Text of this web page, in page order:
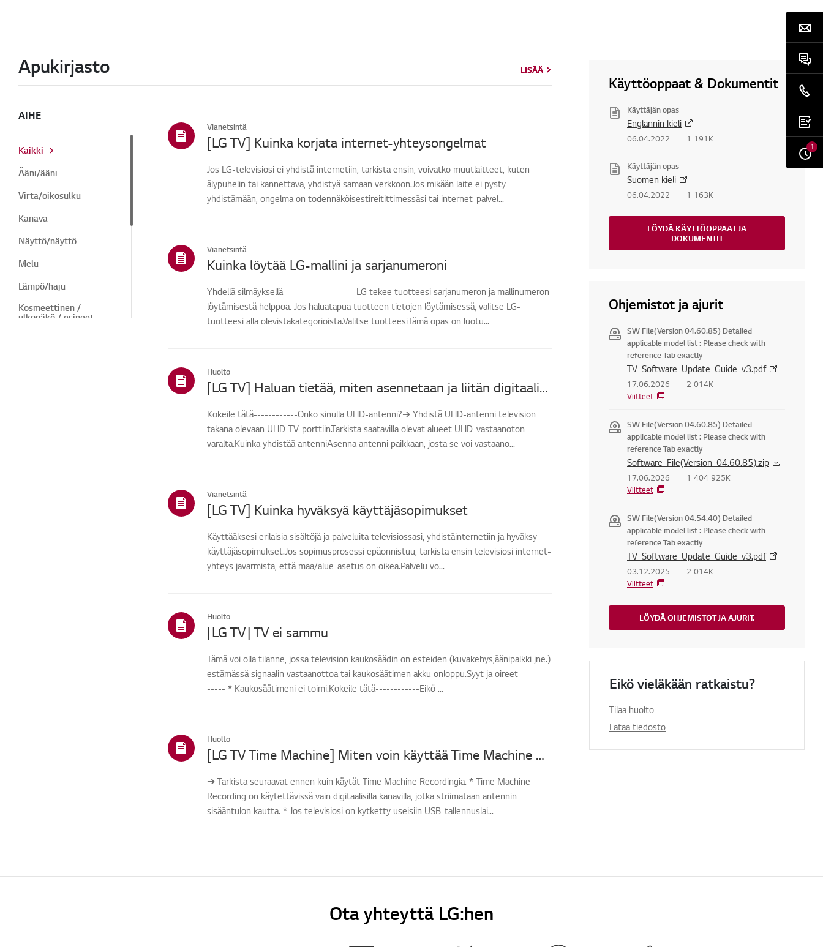
Apukirjasto LISÄÄ
AIHE
Kaikki
Ääni/ääni
Virta/oikosulku
Kanava
Näyttö/näyttö
Melu
Lämpö/haju
Kosmeettinen /
ulkonäkö / esineet
Vianetsintä
[LG TV] Kuinka korjata internet-yhteysongelmat
Jos LG-televisiosi ei yhdistä internetiin, tarkista ensin, voivatko muutlaitteet, kuten
älypuhelin tai kannettava, yhdistyä samaan verkkoon.Jos mikään laite ei pysty
yhdistämään, ongelma on todennäköisestireitittimessäsi tai internet-palvel...
Vianetsintä
Kuinka löytää LG-mallini ja sarjanumeroni
Yhdellä silmäyksellä--------------------LG tekee tuotteesi sarjanumeron ja mallinumeron
löytämisestä helppoa. Jos haluatapua tuotteen tietojen löytämisessä, valitse LG-
tuotteesi alla olevistakategorioista.Valitse tuotteesiTämä opas on luotu...
Huolto
[LG TV] Haluan tietää, miten asennetaan ja liitän digitaalisen antennin (UHD) sekä katson televisiota
Kokeile tätä------------Onko sinulla UHD-antenni?➔ Yhdistä UHD-antenni television
takana olevaan UHD-TV-porttiin.Tarkista saatavilla olevat alueet UHD-vastaanoton
varalta.Kuinka yhdistää antenniAsenna antenni paikkaan, josta se voi vastaano...
Vianetsintä
[LG TV] Kuinka hyväksyä käyttäjäsopimukset
Käyttääksesi erilaisia sisältöjä ja palveluita televisiossasi, yhdistäinternetiin ja hyväksy
käyttäjäsopimukset.Jos sopimusprosessi epäonnistuu, tarkista ensin televisiosi internet-
yhteys javarmista, että maa/alue-asetus on oikea.Palvelu vo...
Huolto
[LG TV] TV ei sammu
Tämä voi olla tilanne, jossa television kaukosäädin on esteiden (kuvakehys,äänipalkki jne.)
estämässä signaalin vastaanottoa tai kaukosäätimen akku onloppu.Syyt ja oireet---------
----- * Kaukosäätimeni ei toimi.Kokeile tätä------------Eikö ...
Huolto
[LG TV Time Machine] Miten voin käyttää Time Machine Recording -ominaisuutta?
➔ Tarkista seuraavat ennen kuin käytät Time Machine Recordingia. * Time Machine
Recording on käytettävissä vain digitaalisilla kanavilla, jotka striimataan antennin
sisääntulon kautta. * Jos televisiosi on kytketty useisiin USB-tallennuslai...
LISÄÄ
Käyttöoppaat & Dokumentit
Käyttäjän opas
Englannin kieli
06.04.2022 1 191K
Käyttäjän opas
Suomen kieli
06.04.2022 1 163K
LÖYDÄ KÄYTTÖOPPAAT JA
DOKUMENTIT
Ohjemistot ja ajurit
SW File(Version 04.60.85) Detailed
applicable model list : Please check with
reference Tab exactly
TV_Software_Update_Guide_v3.pdf
17.06.2026
2 014K
Viitteet
SW File(Version 04.60.85) Detailed
applicable model list : Please check with
reference Tab exactly
Software_File(Version_04.60.85).zip
17.06.2026
1 404 925K
Viitteet
SW File(Version 04.54.40) Detailed
applicable model list : Please check with
reference Tab exactly
TV_Software_Update_Guide_v3.pdf
03.12.2025
2 014K
Viitteet
LÖYDÄ OHJEMISTOT JA AJURIT.
Eikö vieläkään ratkaistu?
Tilaa huolto
Lataa tiedosto
Ota yhteyttä LG:hen
1